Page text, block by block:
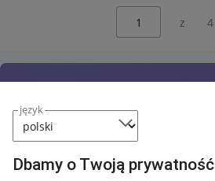
język
Dbamy o Twoją prywatność
z 4